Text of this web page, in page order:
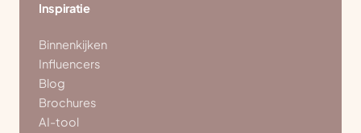
Inspiratie
Binnenkijken
Influencers
Blog
Brochures
AI-tool